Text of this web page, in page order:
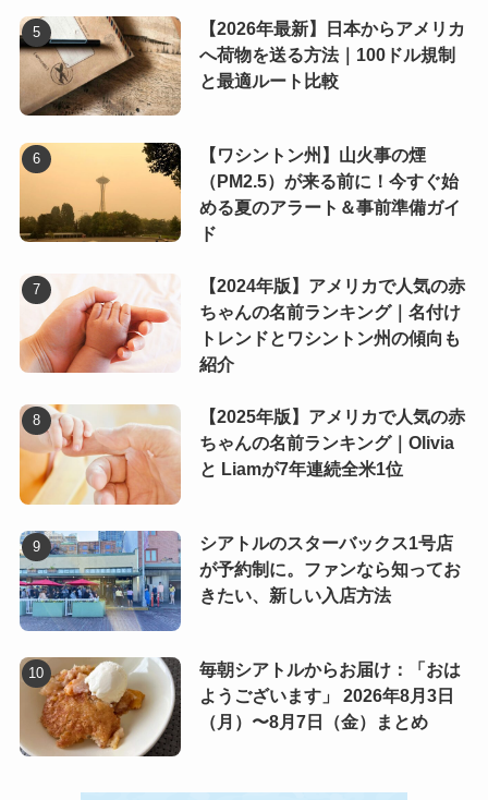
【2026年最新】日本からアメリカ
へ荷物を送る方法｜100ドル規制
と最適ルート比較
【ワシントン州】山火事の煙
（PM2.5）が来る前に！今すぐ始
める夏のアラート＆事前準備ガイ
ド
【2024年版】アメリカで人気の赤
ちゃんの名前ランキング｜名付け
トレンドとワシントン州の傾向も
紹介
【2025年版】アメリカで人気の赤
ちゃんの名前ランキング｜Olivia
と Liamが7年連続全米1位
シアトルのスターバックス1号店
が予約制に。ファンなら知ってお
きたい、新しい入店方法
毎朝シアトルからお届け：「おは
ようございます」 2026年8月3日
（月）〜8月7日（金）まとめ